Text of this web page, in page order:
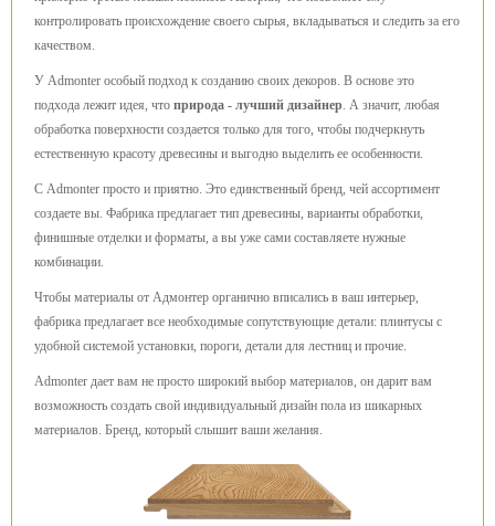
контролировать происхождение своего сырья, вкладываться и следить за его
качеством.
У Admonter особый подход к созданию своих декоров. В основе это
подхода лежит идея, что природа - лучший дизайнер. А значит, любая
обработка поверхности создается только для того, чтобы подчеркнуть
естественную красоту древесины и выгодно выделить ее особенности.
С Admonter просто и приятно. Это единственный бренд, чей ассортимент
создаете вы. Фабрика предлагает тип древесины, варианты обработки,
финишные отделки и форматы, а вы уже сами составляете нужные
комбинации.
Чтобы материалы от Адмонтер органично вписались в ваш интерьер,
фабрика предлагает все необходимые сопутствующие детали: плинтусы с
удобной системой установки, пороги, детали для лестниц и прочие.
Admonter дает вам не просто широкий выбор материалов, он дарит вам
возможность создать свой индивидуальный дизайн пола из шикарных
материалов. Бренд, который слышит ваши желания.